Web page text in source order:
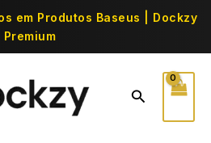
em Produtos Baseus | Dockzy
Premium